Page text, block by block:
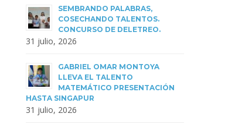
SEMBRANDO PALABRAS,
COSECHANDO TALENTOS.
CONCURSO DE DELETREO.
31 julio, 2026
GABRIEL OMAR MONTOYA
LLEVA EL TALENTO
MATEMÁTICO PRESENTACIÓN
HASTA SINGAPUR
31 julio, 2026